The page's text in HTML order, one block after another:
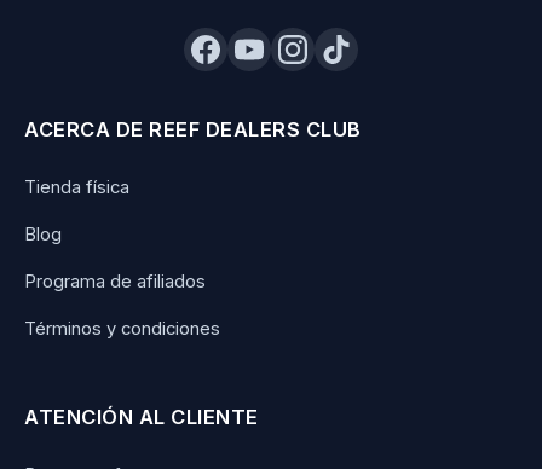
ACERCA DE REEF DEALERS CLUB
Tienda física
Blog
Programa de afiliados
Términos y condiciones
ATENCIÓN AL CLIENTE